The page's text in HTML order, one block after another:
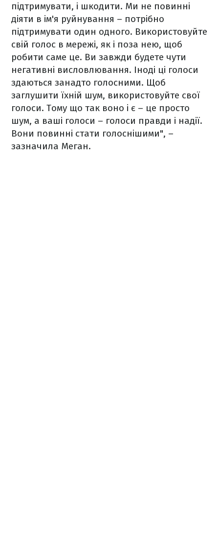
підтримувати, і шкодити. Ми не повинні
діяти в ім'я руйнування – потрібно
підтримувати один одного. Використовуйте
свій голос в мережі, як і поза нею, щоб
робити саме це. Ви завжди будете чути
негативні висловлювання. Іноді ці голоси
здаються занадто голосними. Щоб
заглушити їхній шум, використовуйте свої
голоси. Тому що так воно і є – це просто
шум, а ваші голоси – голоси правди і надії.
Вони повинні стати голоснішими", –
зазначила Меган.